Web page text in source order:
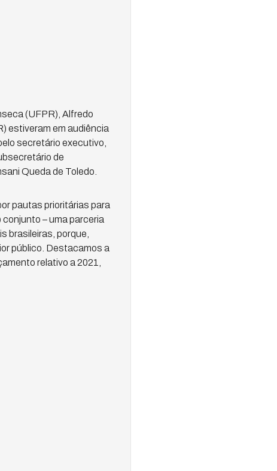
(UFPR), Alfredo
estiveram em audiência
secretário executivo,
de
Queda de Toledo.
pautas prioritárias para
– uma parceria
brasileiras, porque,
público. Destacamos a
relativo a 2021,